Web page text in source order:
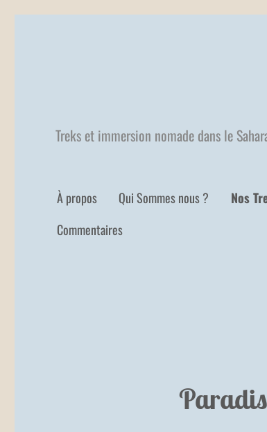
Treks et immersion nomade dans le
À propos Qui Sommes nous ? Nos
Commentaires